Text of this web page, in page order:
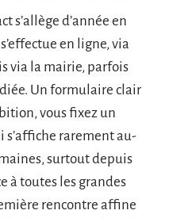
s’allège d’année en
en ligne, via
via la mairie, parfois
Un formulaire clair
vous fixez un
s’affiche rarement au-
surtout depuis
à toutes les grandes
rencontre affine